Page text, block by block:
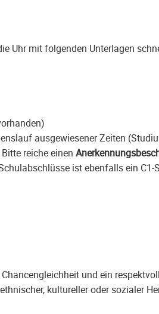
Uhr mit folgenden Unterlagen
ausgewiesener Zeiten
Bitte reiche einen
ist ebenfalls ein
und ein
kultureller oder sozialer